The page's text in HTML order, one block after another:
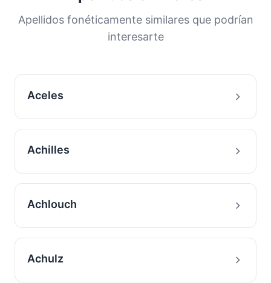
Apellidos fonéticamente similares que podrían
interesarte
Aceles
Achilles
Achlouch
Achulz